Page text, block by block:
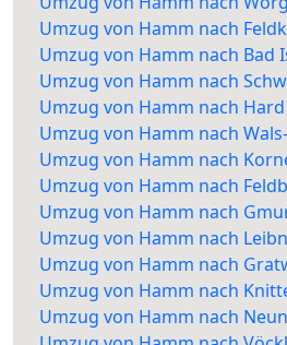
Umzug von Hamm nach
Umzug von Hamm nach Bad
Umzug von Hamm nach
Umzug von Hamm nach Hard
Umzug von Hamm nach
Umzug von Hamm nach
Umzug von Hamm nach
Umzug von Hamm nach
Umzug von Hamm nach
Umzug von Hamm nach
Umzug von Hamm nach
Umzug von Hamm nach